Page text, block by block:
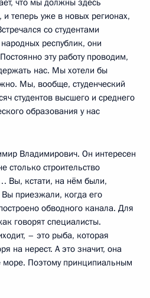
теперь уже в новых регионах,
со студентами
республик, они
эту работу проводим,
нас. Мы хотели бы
Мы, вообще, студенческий
студентов высшего и среднего
образования у нас
Владимирович. Он интересен
столько строительство
Вы, кстати, на нём были,
приезжали, когда его
обводного канала. Для
говорят специалисты.
– это рыба, которая
на нерест. А это значит, она
море. Поэтому принципиальным